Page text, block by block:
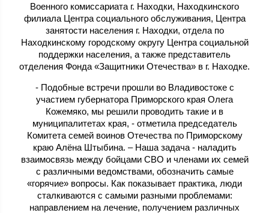
Военного комиссариата г. Находки, Находкинского
филиала Центра социального обслуживания, Центра
занятости населения г. Находки, отдела по
Находкинскому городскому округу Центра социальной
поддержки населения, а также представитель
отделения Фонда «Защитники Отечества» в г. Находке.
- Подобные встречи прошли во Владивостоке с
участием губернатора Приморского края Олега
Кожемяко, мы решили проводить такие и в
муниципалитетах края, - отметила председатель
Комитета семей воинов Отечества по Приморскому
краю Алёна Штыбина. – Наша задача - наладить
взаимосвязь между бойцами СВО и членами их семей
с различными ведомствами, обозначить самые
«горячие» вопросы. Как показывает практика, люди
сталкиваются с самыми разными проблемами:
направлением на лечение, получением различных